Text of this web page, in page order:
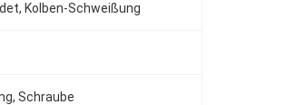
Kolben-Schweißung
Schraube